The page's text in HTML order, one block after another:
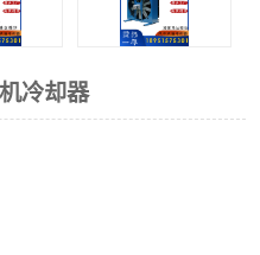
冷却器